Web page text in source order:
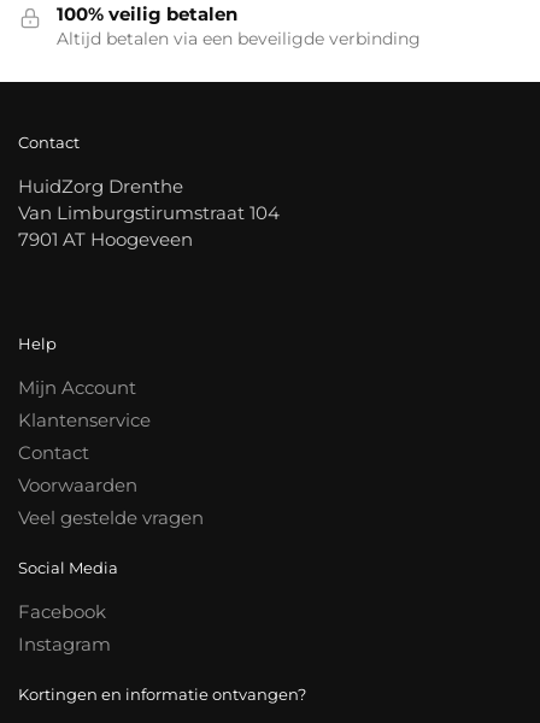
100% veilig betalen
Altijd betalen via een beveiligde verbinding
Contact
HuidZorg Drenthe
Van Limburgstirumstraat 104
7901 AT Hoogeveen
Help
Mijn Account
Klantenservice
Contact
Voorwaarden
Veel gestelde vragen
Social Media
Facebook
Instagram
Kortingen en informatie ontvangen?